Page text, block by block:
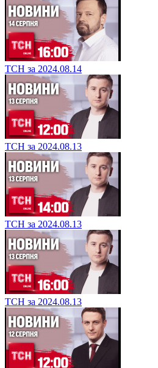
ТСН за 2024.08.14
ТСН за 2024.08.13
ТСН за 2024.08.13
ТСН за 2024.08.13